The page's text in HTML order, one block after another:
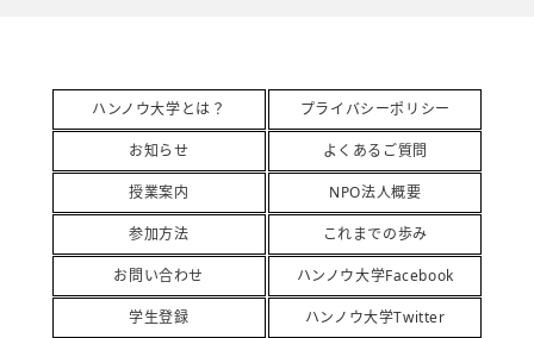
ハンノウ大学とは？
お知らせ
授業案内
参加方法
お問い合わせ
学生登録
プライバシーポリシー
よくあるご質問
NPO法人概要
これまでの歩み
ハンノウ大学Facebook
ハンノウ大学Twitter